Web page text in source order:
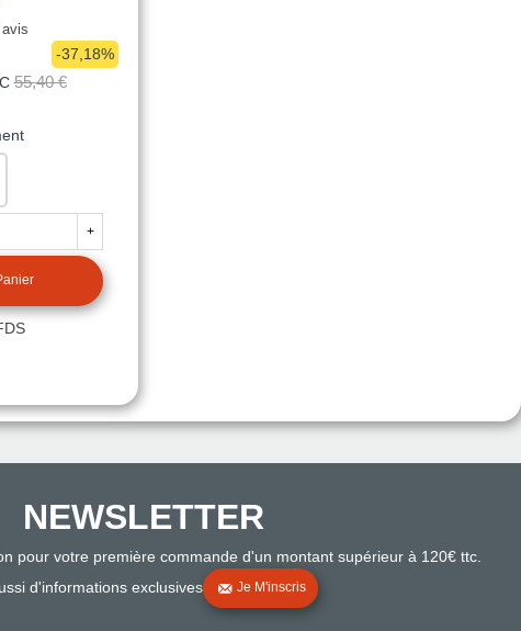
55,40 €
-37,18%
+
NEWSLETTER
pour votre première commande d'un montant supérieur à 120€ ttc.
d'informations exclusives
Je M'inscris